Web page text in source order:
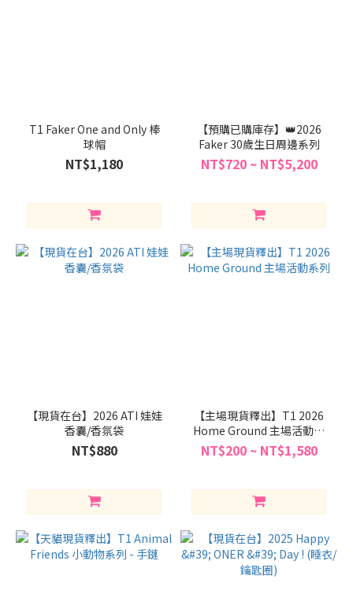
T1 Faker One and Only 棒
球帽
NT$1,180
【預購已購庫存】👑2026
Faker 30歲生日周邊系列
NT$720 ~ NT$5,200
【現貨在台】2026 ATI 娃娃
香囊/香氛袋
NT$880
【主場現貨釋出】T1 2026
Home Ground 主場活動系
列
NT$200 ~ NT$1,580